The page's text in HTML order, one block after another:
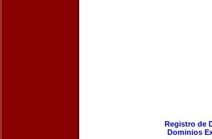
Registro de
Dominios